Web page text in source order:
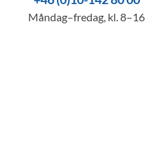
Måndag–fredag, kl. 8–16